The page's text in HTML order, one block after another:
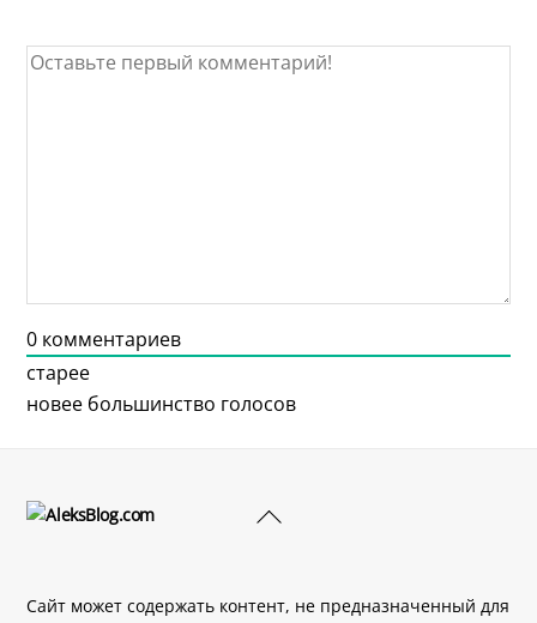
0 комментариев
старее
новее большинство голосов
Back
Сайт может содержать контент, не предназначенный для